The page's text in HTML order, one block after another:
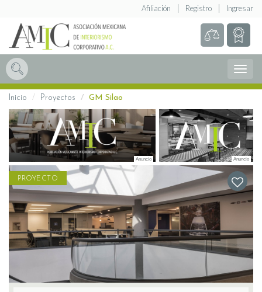
Ingresar
Registro
Afiliación
Menú
Inicio Proyectos GM Silao
PROYECTO